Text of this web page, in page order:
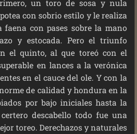
un toro de sosa y nula
con sobrio estilo y le realiza
con pases sobre la mano
y estocada. Pero el triunfo
el quinto, al que toreó con el
en lances a la verónica
en el cauce del ole. Y con la
de calidad y hondura en la
por bajo iniciales hasta la
descabello todo fue una
toreo. Derechazos y naturales